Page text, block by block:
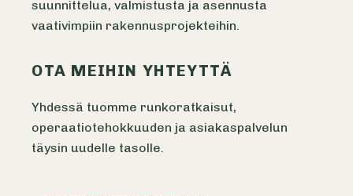
suunnittelua, valmistusta ja asennusta
vaativimpiin rakennusprojekteihin.
OTA MEIHIN YHTEYTTÄ
Yhdessä tuomme runkoratkaisut,
operaatiotehokkuuden ja asiakaspalvelun
täysin uudelle tasolle.